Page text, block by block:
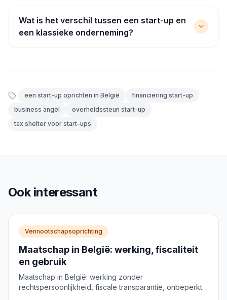
Wat is het verschil tussen een start-up en
een klassieke onderneming?
een start-up oprichten in België
financiering start-up
business angel
overheidssteun start-up
tax shelter voor start-ups
Ook interessant
Vennootschapsoprichting
Maatschap in België: werking, fiscaliteit
en gebruik
Maatschap in België: werking zonder
rechtspersoonlijkheid, fiscale transparantie, onbeperkte